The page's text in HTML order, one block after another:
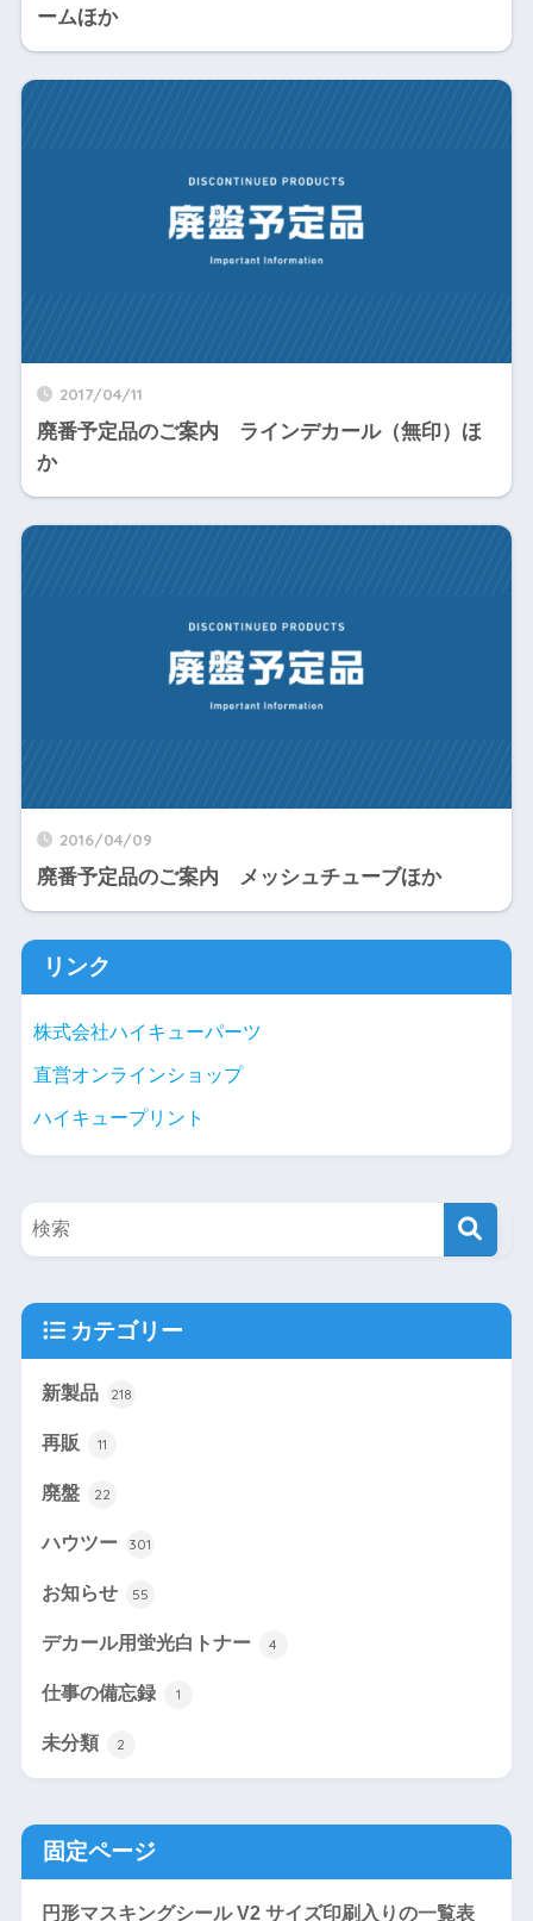
ームほか
2017/04/11
廃番予定品のご案内 ラインデカール（無印）ほ
か
2016/04/09
廃番予定品のご案内 メッシュチューブほか
リンク
株式会社ハイキューパーツ
直営オンラインショップ
ハイキュープリント
カテゴリー
新製品 218
再販 11
廃盤 22
ハウツー 301
お知らせ 55
デカール用蛍光白トナー 4
仕事の備忘録 1
未分類 2
固定ページ
円形マスキングシール V2 サイズ印刷入りの一覧表